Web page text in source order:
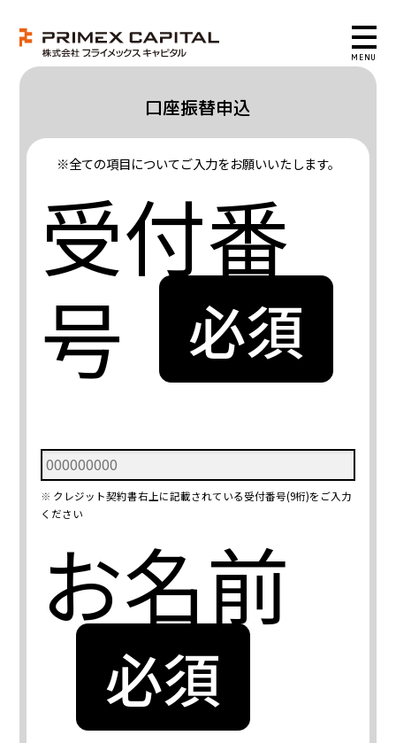
口座振替申込
※全ての項目についてご入力をお願いいたします。
受付番
号
クレジット契約書右上に記載されている受付番号(9桁)をご入力
ください
お名前